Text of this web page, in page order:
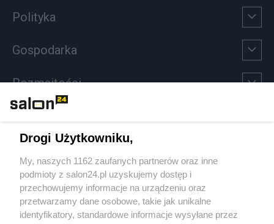
Polityka
Gospodarka
Rozmaitości
Sport
Społeczeństwo
Kultura
Drogi Użytkowniku,
My, naszych 1162 zaufanych partnerów oraz inne
podmioty z salon24.pl uzyskujemy dostęp i
przechowujemy informacje na urządzeniu oraz
przetwarzamy dane osobowe, takie jak unikalne
identyfikatory, standardowe informacje wysyłane przez